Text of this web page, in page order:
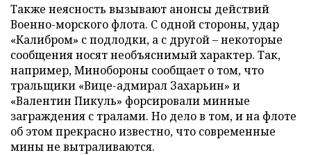
Также неясность вызывают анонсы действий
Военно-морского флота. С одной стороны, удар
«Калибром» с подлодки, а с другой – некоторые
сообщения носят необъяснимый характер. Так,
например, Минобороны сообщает о том, что
тральщики «Вице-адмирал Захарьин» и
«Валентин Пикуль» форсировали минные
заграждения с тралами. Но дело в том, и на флоте
об этом прекрасно известно, что современные
мины не вытраливаются.